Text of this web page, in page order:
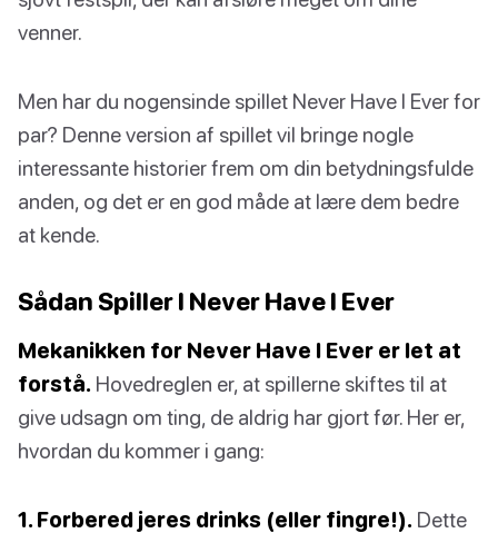
venner.
Men har du nogensinde spillet Never Have I Ever for
par? Denne version af spillet vil bringe nogle
interessante historier frem om din betydningsfulde
anden, og det er en god måde at lære dem bedre
at kende.
Sådan Spiller I Never Have I Ever
Mekanikken for Never Have I Ever er let at
forstå. Hovedreglen er, at spillerne skiftes til at
give udsagn om ting, de aldrig har gjort før. Her er,
hvordan du kommer i gang:
1. Forbered jeres drinks (eller fingre!). Dette